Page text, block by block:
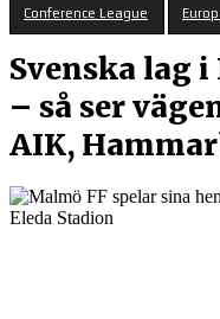
Conference League
Svenska lag
– så ser
AIK,